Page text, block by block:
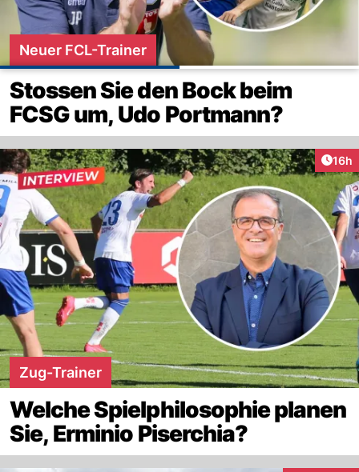
Neuer FCL-Trainer
Stossen Sie den Bock beim
FCSG um, Udo Portmann?
16h
Zug-Trainer
Welche Spielphilosophie planen
Sie, Erminio Piserchia?